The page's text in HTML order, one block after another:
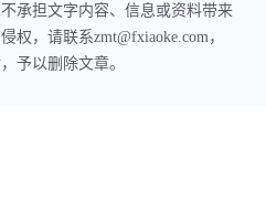
承担文字内容、信息或资料带来
权，请联系zmt@fxiaoke.com，
予以删除文章。